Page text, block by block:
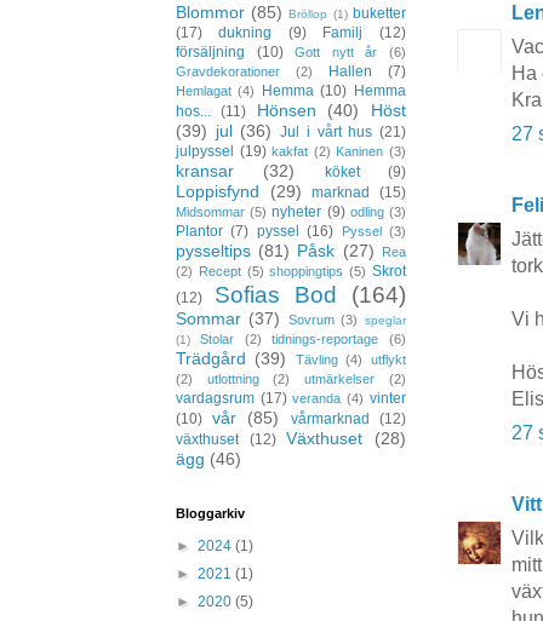
Ha
27
Vi
27
Blommor (85) Bröllop (1) buketter
(17)
dukning (9) Familj
(12)
försäljning
(10) Gott nytt år
(6)
Gravdekorationer
(2) Hallen (7)
Hemlagat (4) Hemma (10) Hemma
hos...
(11) Hönsen (40)
Höst
(39) jul (36) Jul i vårt hus (21)
julpyssel
(19) kakfat (2) Kaninen (3)
kransar (32) köket (9)
Loppisfynd (29) marknad (15)
Midsommar (5) nyheter (9) odling (3)
Plantor (7) pyssel (16) Pyssel (3)
pysseltips (81) Påsk (27)
Rea
(2) Recept (5) shoppingtips (5) Skrot
(12)
Sofias Bod (164)
Sommar (37) Sovrum (3)
speglar
(1)
Stolar (2) tidnings-reportage (6)
Trädgård (39) Tävling (4)
utflykt
(2)
utlottning (2) utmärkelser (2)
vardagsrum (17) veranda (4) vinter
(10) vår (85) vårmarknad
(12)
växthuset
(12) Växthuset
(28)
ägg (46)
Bloggarkiv
► 2024 (1)
► 2021 (1)
► 2020 (5)